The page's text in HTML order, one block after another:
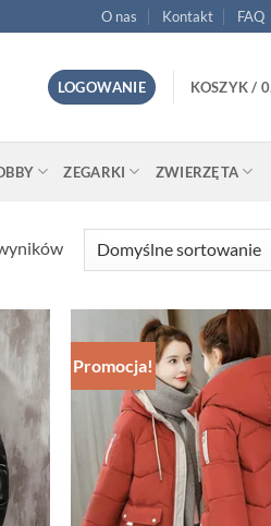
O nas Kontakt FAQ
LOGOWANIE KOSZYK /
ZEGARKI ZWIERZĘTA
Promocja!